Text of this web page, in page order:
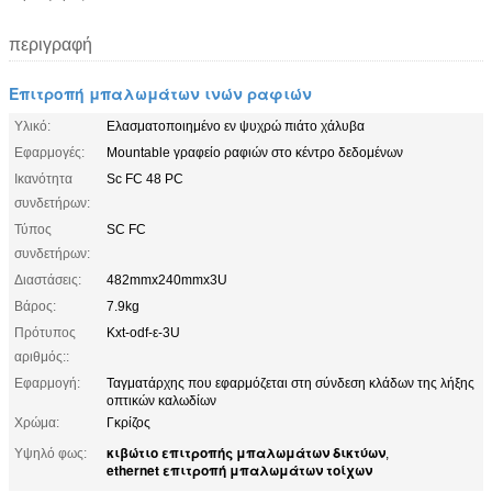
περιγραφή
Επιτροπή μπαλωμάτων ινών ραφιών
Υλικό:
Ελασματοποιημένο εν ψυχρώ πιάτο χάλυβα
Εφαρμογές:
Mountable γραφείο ραφιών στο κέντρο δεδομένων
Ικανότητα
συνδετήρων:
Sc FC 48 PC
Τύπος
συνδετήρων:
SC FC
Διαστάσεις:
482mmx240mmx3U
Βάρος:
7.9kg
Πρότυπος
αριθμός::
Kxt-odf-ε-3U
Εφαρμογή:
Ταγματάρχης που εφαρμόζεται στη σύνδεση κλάδων της λήξης
οπτικών καλωδίων
Χρώμα:
Γκρίζος
Υψηλό φως:
κιβώτιο επιτροπής μπαλωμάτων δικτύων,
ethernet επιτροπή μπαλωμάτων τοίχων